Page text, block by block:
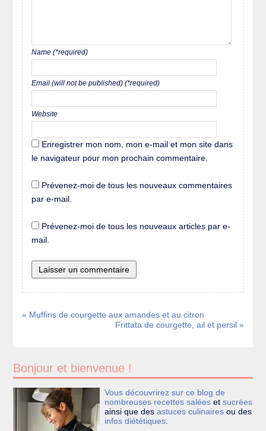
Name (*required)
Email (will not be published) (*required)
Website
Enregistrer mon nom, mon e-mail et mon site dans
le navigateur pour mon prochain commentaire.
Prévenez-moi de tous les nouveaux commentaires
par e-mail.
Prévenez-moi de tous les nouveaux articles par e-
mail.
« Muffins de courgette aux amandes et au citron
Frittata de courgette, ail et persil »
Bonjour et bienvenue !
Vous découvrirez sur ce blog de
nombreuses recettes saléeset sucrées
ainsi que des astuces culinairesou des
infos diététiques.